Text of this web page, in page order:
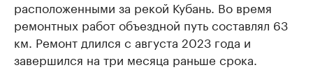
расположенными за рекой Кубань. Во время
ремонтных работ объездной путь составлял 63
км. Ремонт длился с августа 2023 года и
завершился на три месяца раньше срока.